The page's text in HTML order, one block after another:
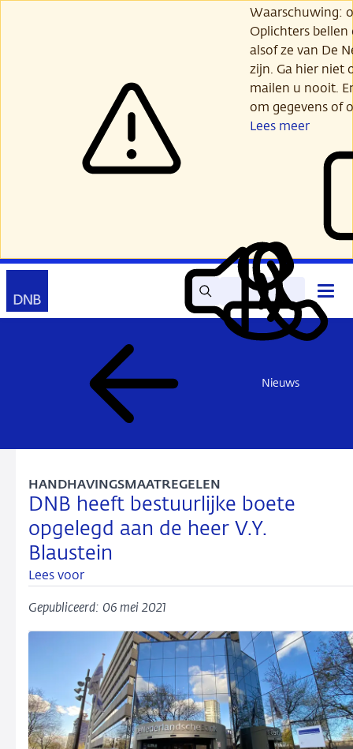
Waarschuwing:
Oplichters
alsof ze van De
zijn. Ga hier niet
mailen u nooit.
om gegevens of
Lees meer
Zoek Lees
voor
Mijn
DNB
Contact
Nieuws
DNB heeft bestuurlijke boete
opgelegd aan de heer V.Y.
Blaustein
HANDHAVINGSMAATREGELEN
Lees voor
Gepubliceerd: 06 mei 2021